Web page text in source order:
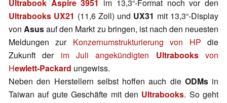
Ultrabook Aspire 3951 im 13,3“-Format noch vor den
Ultrabooks UX21 (11,6 Zoll) und UX31 mit 13,3“-Display
vonAsusauf den Markt zu bringen, ist nach den neuesten
Meldungen zur Konzernumstrukturierung von HP die
Zukunft der im Juli angekündigten Ultrabooksvon
Hewlett-Packard ungewiss.
Neben den Herstellern selbst hoffen auch die ODMsin
Taiwan auf gute Geschäfte mit den Ultrabooks. So geht